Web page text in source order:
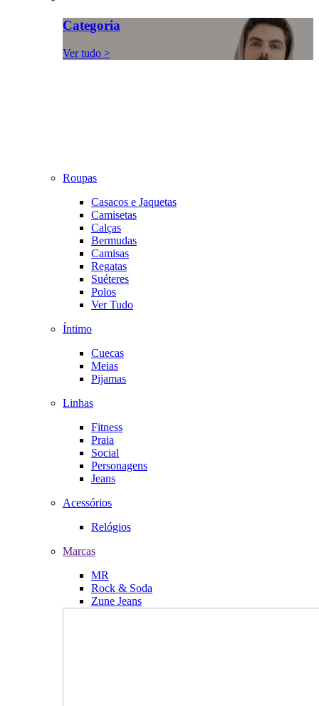
Categoria
Ver tudo >
Roupas
Casacos e Jaquetas
Camisetas
Calças
Bermudas
Camisas
Regatas
Suéteres
Polos
Ver Tudo
Íntimo
Cuecas
Meias
Pijamas
Linhas
Fitness
Praia
Social
Personagens
Jeans
Acessórios
Relógios
Marcas
MR
Rock & Soda
Zune Jeans